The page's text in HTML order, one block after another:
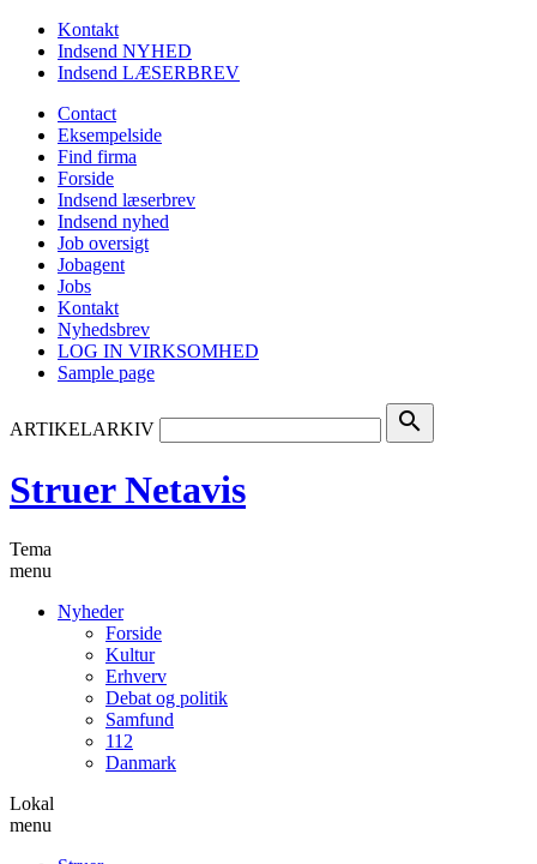
Kontakt
Indsend NYHED
Indsend LÆSERBREV
Contact
Eksempelside
Find firma
Forside
Indsend læserbrev
Indsend nyhed
Job oversigt
Jobagent
Jobs
Kontakt
Nyhedsbrev
LOG IN VIRKSOMHED
Sample page
ARTIKELARKIV search
Struer Netavis
Tema
menu
Nyheder
Forside
Kultur
Erhverv
Debat og politik
Samfund
112
Danmark
Lokal
menu